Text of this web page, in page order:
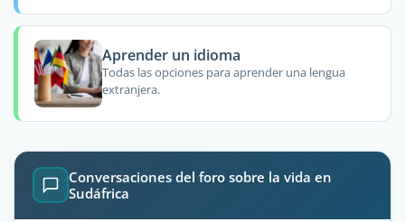
Aprender un idioma
Todas las opciones para aprender una lengua
extranjera.
Conversaciones del foro sobre la vida en
Sudáfrica